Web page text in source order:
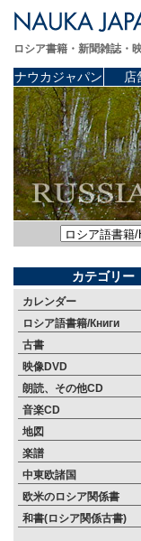
ロシア書籍・新聞雑誌
ナウカジャパン 店
カテゴリー
カレンダー
ロシア語書籍/Книги
古書
映像DVD
朗読、その他CD
音楽CD
地図
楽譜
中東欧諸国
欧米のロシア関係書
和書(ロシア関係古書)